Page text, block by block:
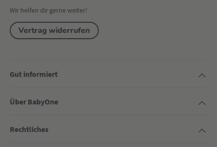
Wir helfen dir gerne weiter!
Vertrag widerrufen
Gut informiert
Über BabyOne
Rechtliches